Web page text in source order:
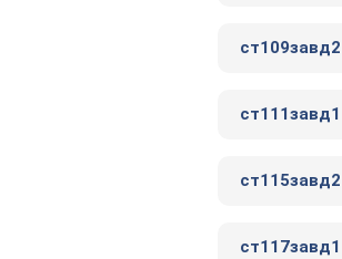
ст109завд2
ст111завд1
ст115завд2
ст117завд1